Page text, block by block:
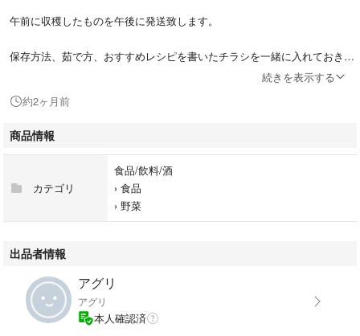
午前に収穫したものを午後に発送致します。
保存方法、茹で方、おすすめレシピを書いたチラシを一緒に入れておきま
＊常温発送の為痛みがでる場合があります。ご了承の上ご購入お願い致し
ます。
＊クール便をご希望の方はお知らせ下さい。
＊2キロや3キロご注文ご希望の方はお知らせ下さい。
＊市場の相場により出品時価格の変更があります。
＊北海道、沖縄の方は航空搭載致しますのでご購入後にお知らせ下さい。
こちらの商品はポストに投函になりますので受け取り不要です。
＊基本支払い後翌日に発送致します。
続きを表示する
約2ヶ月前
商品情報
カテゴリ
食品/飲料/酒
› 食品
› 野菜
出品者情報
アグリ
アグリ
本人確認済